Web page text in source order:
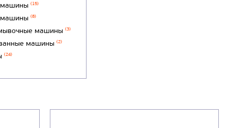
машины (15)
машины (8)
машины (3)
машины (2)
(24)